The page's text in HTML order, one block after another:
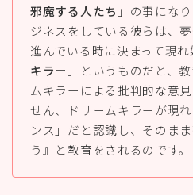
邪魔する人たち 」の事にな
ジネスをしている彼らは、
進んでいる時に決まって現
キラー 」というものだと、
ムキラーによる批判的な意
せん、ドリームキラーが現
ンス」だと認識し、そのま
う』と教育をされるのです。